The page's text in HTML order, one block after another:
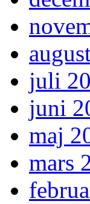
juli
juni
maj
mars